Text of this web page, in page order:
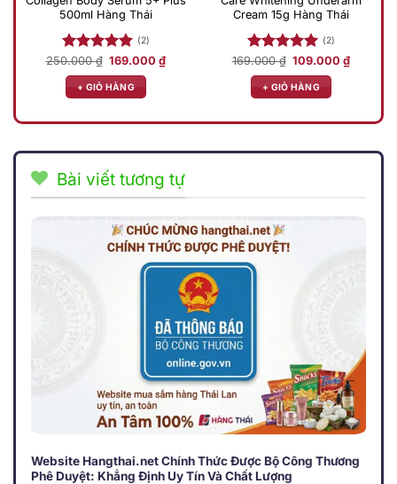
500ml Hàng Thái
Được xếp
hạng5.00
5 sao
(2)
250.000₫ Giá
là:
250.000 ₫.
169.000₫Giá
+ GIỎ HÀNG
Cream 15g Hàng Thái
Được xếp
hạng5.00
5 sao
(2)
169.000₫ Giá
là:
169.000 ₫.
109.000₫Giá
+ GIỎ HÀNG
Bài viết tương tự
Website Hangthai.net Chính Thức Được Bộ Công Thương
Phê Duyệt: Khẳng Định Uy Tín Và Chất Lượng